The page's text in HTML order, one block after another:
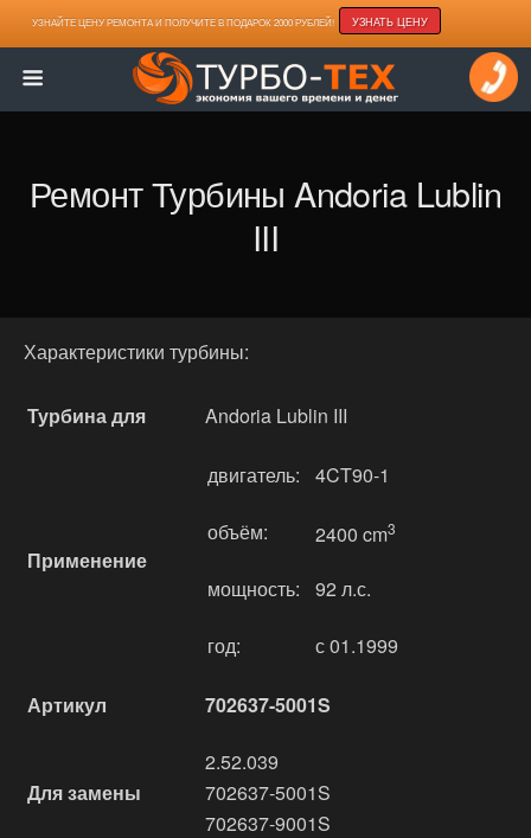
УЗНАЙТЕ ЦЕНУ РЕМОНТА И ПОЛУЧИТЕ В ПОДАРОК 2000 РУБЛЕЙ! УЗНАТЬ ЦЕНУ
Ремонт Турбины Andoria Lublin
III
Характеристики турбины:
Турбина для Andoria Lublin III
Применение
двигатель: 4CT90-1
объём: 2400 cm3
мощность: 92 л.с.
год: с 01.1999
Артикул 702637-5001S
Для замены
2.52.039
702637-5001S
702637-9001S